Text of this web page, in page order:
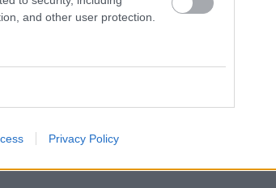
and other user protection.
Privacy Policy